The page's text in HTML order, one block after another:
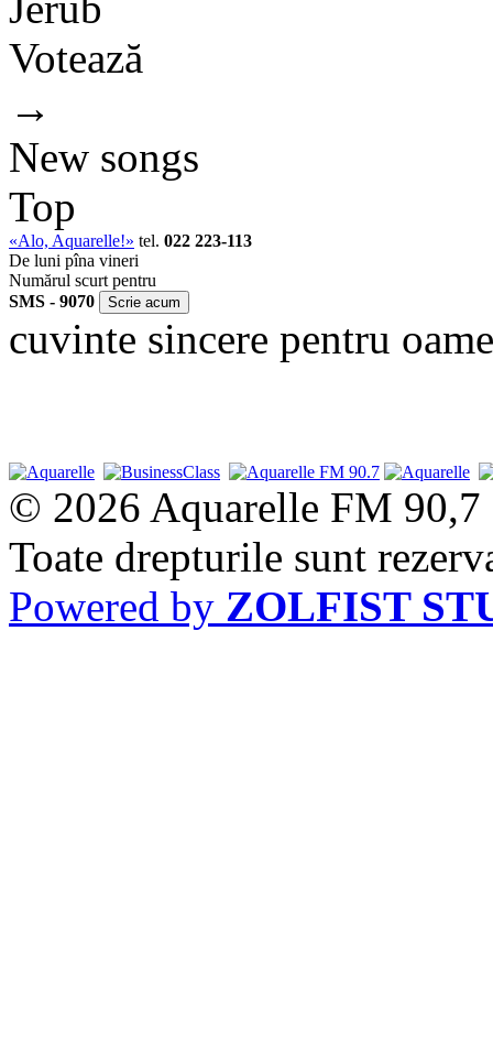
Votează
→
New songs
Top
«Alo, Aquarelle!» tel. 022 223-113
De luni pîna vineri
Numărul scurt pentru
SMS - 9070
cuvinte sincere pentru
© 2026 Aquarelle FM 90,7
Toate drepturile sunt
Powered by ZOLFIST